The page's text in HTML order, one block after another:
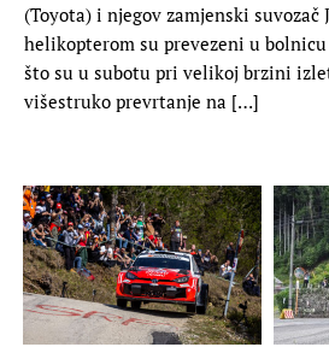
(Toyota) i njegov zamjenski suvozač
helikopterom su prevezeni u bolnicu
što su u subotu pri velikoj brzini
višestruko prevrtanje na […]